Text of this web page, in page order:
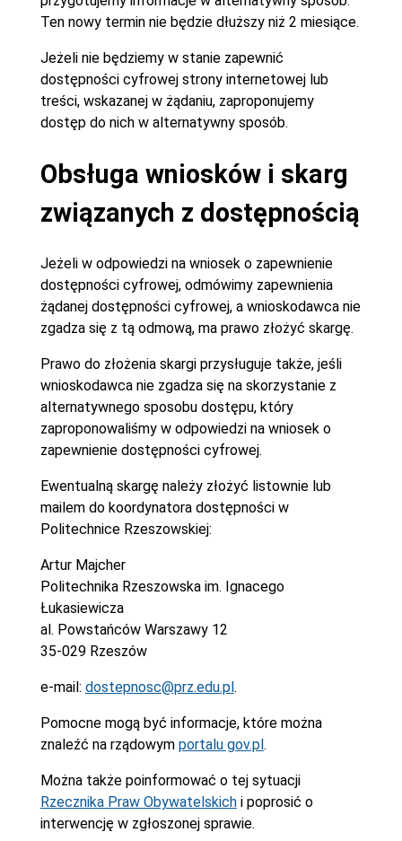
Ten nowy termin nie będzie dłuższy niż 2 miesiące.
Jeżeli nie będziemy w stanie zapewnić
dostępności cyfrowej strony internetowej lub
treści, wskazanej w żądaniu, zaproponujemy
dostęp do nich w alternatywny sposób.
Obsługa wniosków i skarg
związanych z dostępnością
Jeżeli w odpowiedzi na wniosek o zapewnienie
dostępności cyfrowej, odmówimy zapewnienia
żądanej dostępności cyfrowej, a wnioskodawca nie
zgadza się z tą odmową, ma prawo złożyć skargę.
Prawo do złożenia skargi przysługuje także, jeśli
wnioskodawca nie zgadza się na skorzystanie z
alternatywnego sposobu dostępu, który
zaproponowaliśmy w odpowiedzi na wniosek o
zapewnienie dostępności cyfrowej.
Ewentualną skargę należy złożyć listownie lub
mailem do koordynatora dostępności w
Politechnice Rzeszowskiej:
Artur Majcher
Politechnika Rzeszowska im. Ignacego
Łukasiewicza
al. Powstańców Warszawy 12
35-029 Rzeszów
e-mail: dostepnosc@prz.edu.pl .
Pomocne mogą być informacje, które można
znaleźć na rządowym portalu gov.pl .
Można także poinformować o tej sytuacji
Rzecznika Praw Obywatelskichi poprosić o
interwencję w zgłoszonej sprawie.